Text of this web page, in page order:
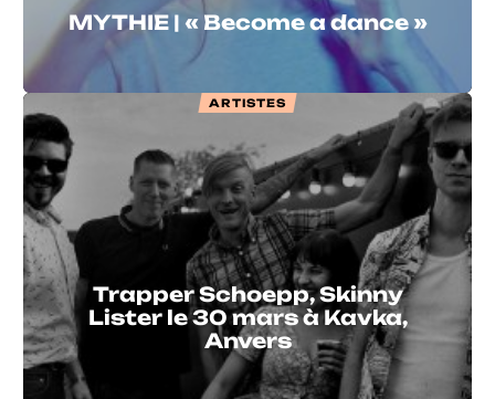
MYTHIE | « Become a dance »
ARTISTES
Trapper Schoepp, Skinny
Lister le 30 mars à Kavka,
Anvers